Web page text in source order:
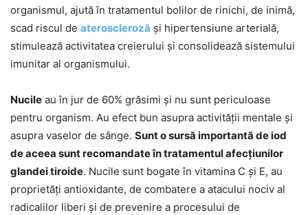
organismul, ajută în tratamentul bolilor de rinichi, de inimă,
scad riscul de ateroscleroză și hipertensiune arterială,
stimulează activitatea creierului și consolidează sistemului
imunitar al organismului.
Nucile au în jur de 60% grăsimi și nu sunt periculoase
pentru organism. Au efect bun asupra activității mentale și
asupra vaselor de sânge. Sunt o sursă importantă de iod
de aceea sunt recomandate în tratamentul afecțiunilor
glandei tiroide. Nucile sunt bogate în vitamina C și E, au
proprietăți antioxidante, de combatere a atacului nociv al
radicalilor liberi și de prevenire a procesului de